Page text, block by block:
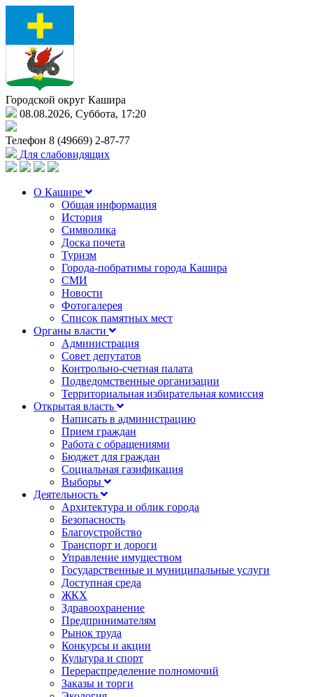
Городской округ Кашира
08.08.2026, Суббота, 17:20
Телефон 8 (49669) 2-87-77
Для слабовидящих
О Кашире
Общая информация
История
Символика
Доска почета
Туризм
Города-побратимы города Кашира
СМИ
Новости
Фотогалерея
Список памятных мест
Органы власти
Администрация
Совет депутатов
Контрольно-счетная палата
Подведомственные организации
Территориальная избирательная комиссия
Открытая власть
Написать в администрацию
Прием граждан
Работа с обращениями
Бюджет для граждан
Социальная газификация
Выборы
Деятельность
Архитектура и облик города
Безопасность
Благоустройство
Транспорт и дороги
Управление имуществом
Государственные и муниципальные услуги
Доступная среда
ЖКХ
Здравоохранение
Предпринимателям
Рынок труда
Конкурсы и акции
Культура и спорт
Перераспределение полномочий
Заказы и торги